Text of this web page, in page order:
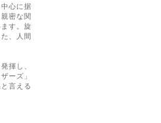
心に据
密な関
す。旋
、人間
揮し、
ーズ」
言える